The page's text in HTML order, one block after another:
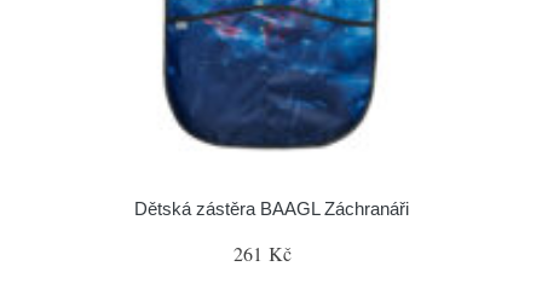
Dětská zástěra BAAGL Záchranáři
261 Kč